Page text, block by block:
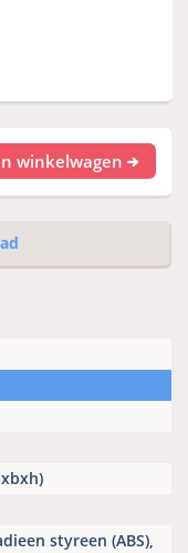
winkelwagen
styreen (ABS),